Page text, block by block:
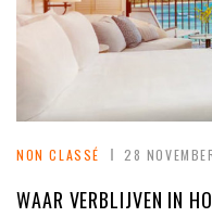
NON CLASSÉ 28
WAAR VERBLIJVEN IN